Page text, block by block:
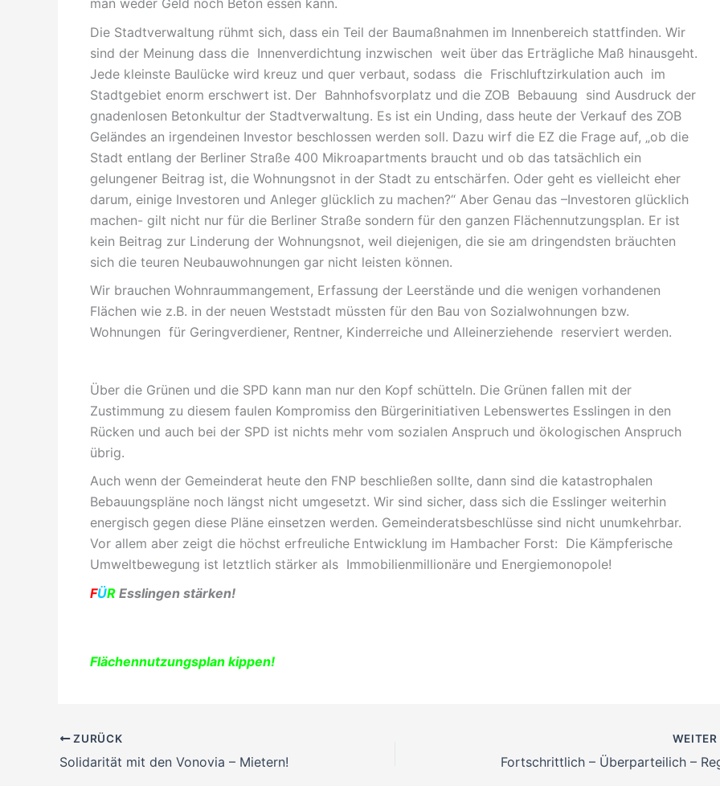
man weder Geld noch Beton essen kann.
Die Stadtverwaltung rühmt sich, dass ein Teil der Baumaßnahmen im Innenbereich stattfinden. Wir
sind der Meinung dass die Innenverdichtung inzwischen weit über das Erträgliche Maß hinausgeht.
Jede kleinste Baulücke wird kreuz und quer verbaut, sodass die Frischluftzirkulation auch im
Stadtgebiet enorm erschwert ist. Der Bahnhofsvorplatz und die ZOB Bebauung sind Ausdruck der
gnadenlosen Betonkultur der Stadtverwaltung. Es ist ein Unding, dass heute der Verkauf des ZOB
Geländes an irgendeinen Investor beschlossen werden soll. Dazu wirf die EZ die Frage auf, „ob die
Stadt entlang der Berliner Straße 400 Mikroapartments braucht und ob das tatsächlich ein
gelungener Beitrag ist, die Wohnungsnot in der Stadt zu entschärfen. Oder geht es vielleicht eher
darum, einige Investoren und Anleger glücklich zu machen?“ Aber Genau das –Investoren glücklich
machen- gilt nicht nur für die Berliner Straße sondern für den ganzen Flächennutzungsplan. Er ist
kein Beitrag zur Linderung der Wohnungsnot, weil diejenigen, die sie am dringendsten bräuchten
sich die teuren Neubauwohnungen gar nicht leisten können.
Wir brauchen Wohnraummangement, Erfassung der Leerstände und die wenigen vorhandenen
Flächen wie z.B. in der neuen Weststadt müssten für den Bau von Sozialwohnungen bzw.
Wohnungen für Geringverdiener, Rentner, Kinderreiche und Alleinerziehende reserviert werden.
Über die Grünen und die SPD kann man nur den Kopf schütteln. Die Grünen fallen mit der
Zustimmung zu diesem faulen Kompromiss den Bürgerinitiativen Lebenswertes Esslingen in den
Rücken und auch bei der SPD ist nichts mehr vom sozialen Anspruch und ökologischen Anspruch
übrig.
Auch wenn der Gemeinderat heute den FNP beschließen sollte, dann sind die katastrophalen
Bebauungspläne noch längst nicht umgesetzt. Wir sind sicher, dass sich die Esslinger weiterhin
energisch gegen diese Pläne einsetzen werden. Gemeinderatsbeschlüsse sind nicht unumkehrbar.
Vor allem aber zeigt die höchst erfreuliche Entwicklung im Hambacher Forst: Die Kämpferische
Umweltbewegung ist letztlich stärker als Immobilienmillionäre und Energiemonopole!
FÜR Esslingen stärken!
Flächennutzungsplan kippen!
ZURÜCK
Solidarität mit den Vonovia – Mietern!
WEITER
Fortschrittlich – Überparteilich –